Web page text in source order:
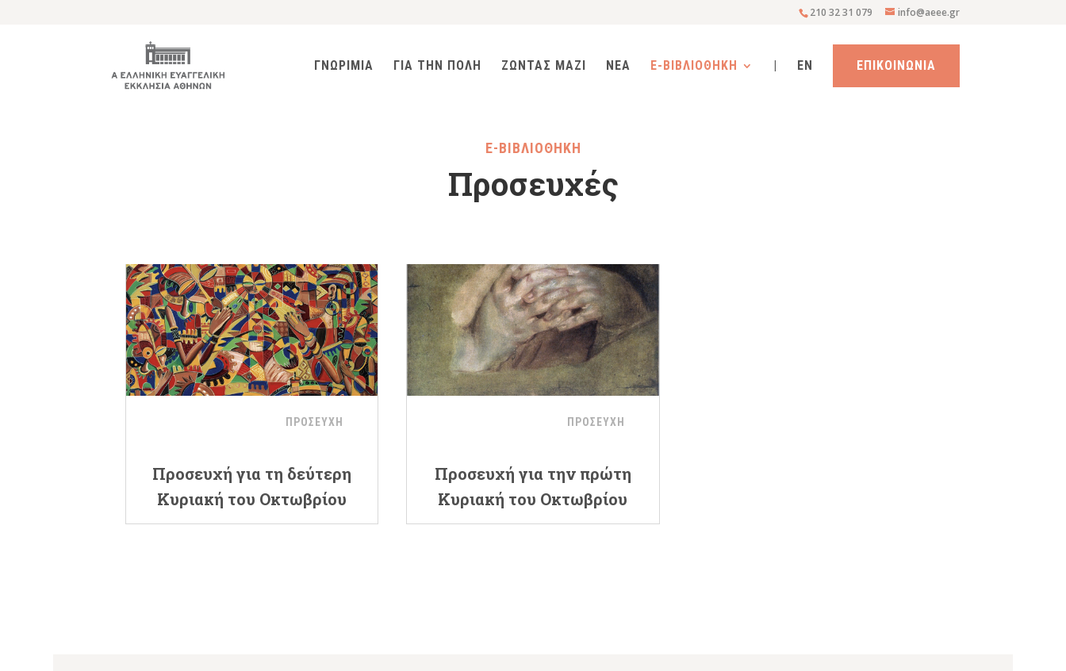
210 32 31 079 info@aeee.gr
ΓΝΩΡΙΜΙΑ ΓΙΑ ΤΗΝ ΠΟΛΗ ΖΩΝΤΑΣ ΜΑΖΙ ΝΕΑ E-ΒΙΒΛΙΟΘΗΚΗ | EN ΕΠΙΚΟΙΝΩΝΙΑ
E-ΒΙΒΛΙΟΘΗΚΗ
Προσευχές
ΠΡΟΣΕΥΧΗ
Προσευχή για τη δεύτερη
Κυριακή του Οκτωβρίου
ΠΡΟΣΕΥΧΗ
Προσευχή για την πρώτη
Κυριακή του Οκτωβρίου